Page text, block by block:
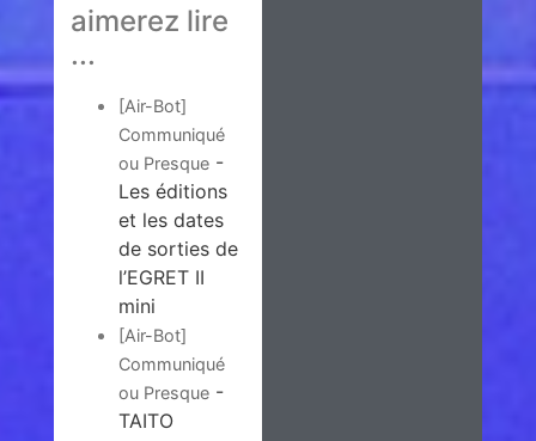
aimerez lire
...
[Air-Bot]
Communiqué
ou Presque -
Les éditions
et les dates
de sorties de
l’EGRET II
mini
[Air-Bot]
Communiqué
ou Presque -
TAITO